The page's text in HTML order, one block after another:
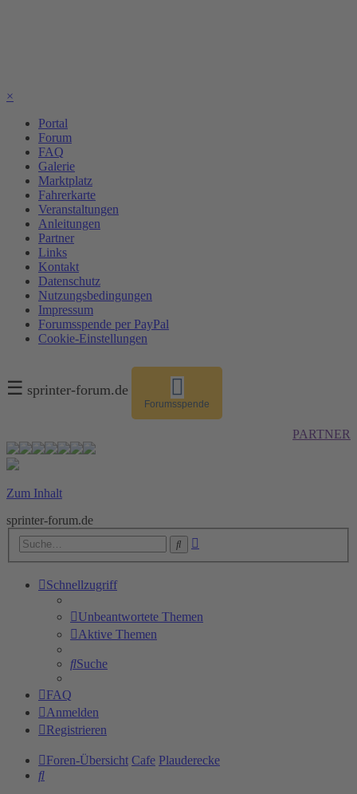
×
Portal
Forum
FAQ
Galerie
Marktplatz
Fahrerkarte
Veranstaltungen
Anleitungen
Partner
Links
Kontakt
Datenschutz
Nutzungsbedingungen
Impressum
Forumsspende per PayPal
Cookie-Einstellungen
☰ sprinter-forum.de
Forumsspende
PARTNER
Zum Inhalt
sprinter-forum.de
Suche
Schnellzugriff
Unbeantwortete Themen
Aktive Themen
Suche
FAQ
Anmelden
Registrieren
Foren-Übersicht Cafe Plauderecke
Suche